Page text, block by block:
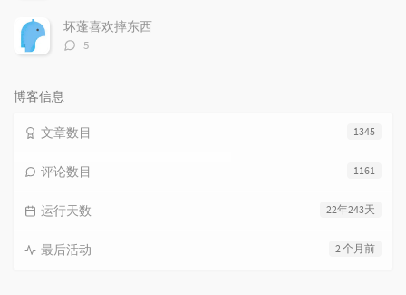
数：
坏蓬喜欢摔东西
评
5
博客信息
1345
文章数目
1161
评论数目
22年243天
运行天数
2 个月前
最后活动